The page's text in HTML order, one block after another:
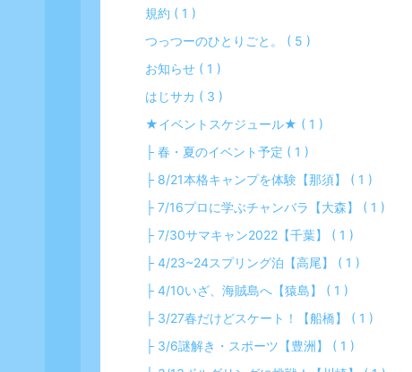
規約 ( 1 )
つっつーのひとりごと。 ( 5 )
お知らせ ( 1 )
はじサカ ( 3 )
★イベントスケジュール★ ( 1 )
├ 春・夏のイベント予定 ( 1 )
├ 8/21本格キャンプを体験【那須】 ( 1 )
├ 7/16プロに学ぶチャンバラ【大森】 ( 1 )
├ 7/30サマキャン2022【千葉】 ( 1 )
├ 4/23~24スプリング泊【高尾】 ( 1 )
├ 4/10いざ、海賊島へ【猿島】 ( 1 )
├ 3/27春だけどスケート！【船橋】 ( 1 )
├ 3/6謎解き・スポーツ【豊洲】 ( 1 )